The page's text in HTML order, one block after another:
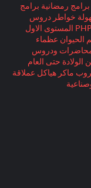
برامج رمضانية برامج
خواطر دروس
الحيوان عظماء
ودروس
الولادة حتى العام
ماكر هياكل عملاقة